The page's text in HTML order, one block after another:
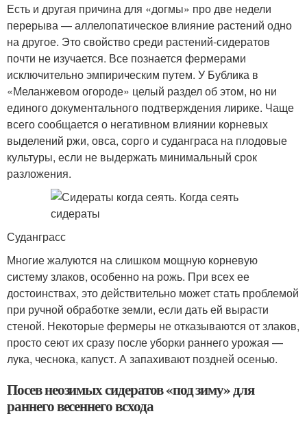
Есть и другая причина для «догмы» про две недели
перерыва — аллелопатическое влияние растений одно
на другое. Это свойство среди растений-сидератов
почти не изучается. Все познается фермерами
исключительно эмпирическим путем. У Бублика в
«Меланжевом огороде» целый раздел об этом, но ни
единого документального подтверждения лирике. Чаще
всего сообщается о негативном влиянии корневых
выделений ржи, овса, сорго и суданграса на плодовые
культуры, если не выдержать минимальный срок
разложения.
Суданграсс
Многие жалуются на слишком мощную корневую
систему злаков, особенно на рожь. При всех ее
достоинствах, это действительно может стать проблемой
при ручной обработке земли, если дать ей вырасти
стеной. Некоторые фермеры не отказываются от злаков,
просто сеют их сразу после уборки раннего урожая —
лука, чеснока, капуст. А запахивают поздней осенью.
Посев неозимых сидератов «под зиму» для
раннего весеннего всхода